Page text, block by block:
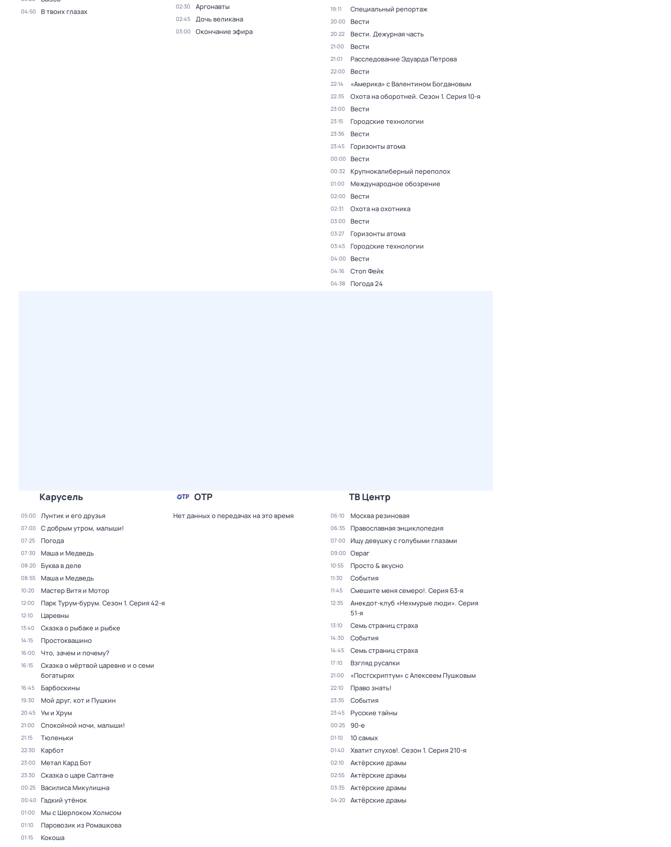
04:50 В твоих глазах
02:30 Аргонавты
02:45 Дочь великана
03:00 Окончание эфира
19:11 Специальный репортаж
20:00 Вести
20:22 Вести. Дежурная часть
21:00 Вести
21:01 Расследование Эдуарда Петрова
22:00 Вести
22:14 «Америка» с Валентином Богдановым
22:35 Охота на оборотней. Сезон 1. Серия 10-я
23:00 Вести
23:15 Городские технологии
23:36 Вести
23:45 Горизонты атома
00:00 Вести
00:32 Крупнокалиберный переполох
01:00 Международное обозрение
02:00 Вести
02:31 Охота на охотника
03:00 Вести
03:27 Горизонты атома
03:45 Городские технологии
04:00 Вести
04:16 Стоп Фейк
04:38 Погода 24
Карусель
05:00 Лунтик и его друзья
07:00 С добрым утром, малыши!
07:25 Погода
07:30 Маша и Медведь
08:20 Буква в деле
08:55 Маша и Медведь
10:20 Мастер Витя и Мотор
12:00 Парк Турум-бурум. Сезон 1. Серия 42-я
12:10 Царевны
13:40 Сказка о рыбаке и рыбке
14:15 Простоквашино
16:00 Что, зачем и почему?
16:15
Сказка о мёртвой царевне и о семи
богатырях
16:45 Барбоскины
19:30 Мой друг, кот и Пушкин
20:45 Ум и Хрум
21:00 Спокойной ночи, малыши!
21:15 Тюленьки
22:30 Карбот
23:00 Метал Кард Бот
23:30 Сказка о царе Салтане
00:25 Василиса Микулишна
00:40 Гадкий утёнок
01:00 Мы с Шерлоком Холмсом
01:10 Паровозик из Ромашкова
01:15 Кокоша
ОТР
Нет данных о передачах на это время
ТВ Центр
06:10 Москва резиновая
06:35 Православная энциклопедия
07:00 Ищу девушку с голубыми глазами
09:00 Овраг
10:55 Просто & вкусно
11:30 События
11:45 Смешите меня семеро!. Серия 63-я
12:35 Анекдот-клуб «Нехмурые люди». Серия
51-я
13:10 Семь страниц страха
14:30 События
14:45 Семь страниц страха
17:10 Взгляд русалки
21:00 «Постскриптум» с Алексеем Пушковым
22:10 Право знать!
23:35 События
23:45 Русские тайны
00:25 90-е
01:10 10 самых
01:40 Хватит слухов!. Сезон 1. Серия 210-я
02:10 Актёрские драмы
02:55 Актёрские драмы
03:35 Актёрские драмы
04:20 Актёрские драмы